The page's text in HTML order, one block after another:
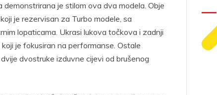
je stilom ova dva modela. Obje
je rezervisan za Turbo modele, sa
lopaticama. Ukrasi lukova točkova i zadnji
je fokusiran na performanse. Ostale
dvostruke izduvne cijevi od brušenog